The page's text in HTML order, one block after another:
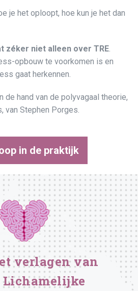
je het oploopt, hoe kun je het dan
zéker niet alleen over TRE.
opbouw te voorkomen is en
gaat herkennen.
de hand van de polyvagaal theorie,
van Stephen Porges.
in de praktijk
verlagen van
Lichamelijke